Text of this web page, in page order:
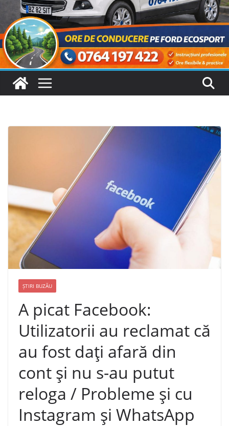
ȘTIRI BUZĂU
A picat Facebook:
Utilizatorii au reclamat că
au fost dați afară din
cont și nu s-au putut
reloga / Probleme și cu
Instagram și WhatsApp